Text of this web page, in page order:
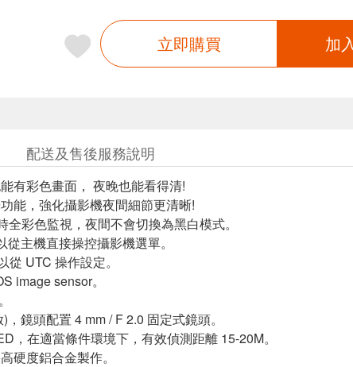
立即購買 加
配送及售後服務說明
有彩色畫面， 夜晚也能看得清!
能，強化攝影機夜間細節更清晰!
全彩色監視，夜間不會切換為黑白模式。
從主機直接操控攝影機選單。
從 UTC 操作設定。
image sensor。
，鏡頭配置 4 mm / F 2.0 固定式鏡頭。
，在適當條件環境下，有效偵測距離 15-20M。
硬度鋁合金製作。